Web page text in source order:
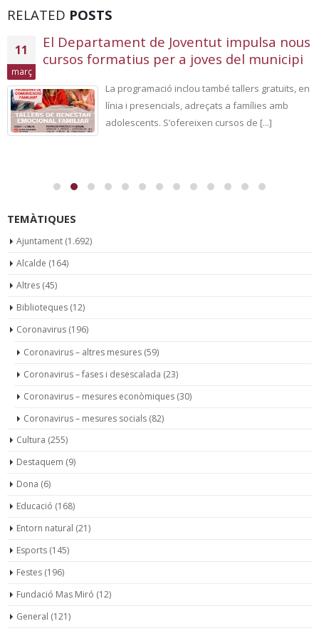
RELATED POSTS
11
març
El Departament de Joventut impulsa nous
cursos formatius per a joves del municipi
La programació inclou també tallers gratuïts, en
línia i presencials, adreçats a famílies amb
adolescents. S’ofereixen cursos de [...]
TEMÀTIQUES
Ajuntament (1.692)
Alcalde (164)
Altres (45)
Biblioteques (12)
Coronavirus (196)
Coronavirus – altres mesures (59)
Coronavirus – fases i desescalada (23)
Coronavirus – mesures econòmiques (30)
Coronavirus – mesures socials (82)
Cultura (255)
Destaquem (9)
Dona (6)
Educació (168)
Entorn natural (21)
Esports (145)
Festes (196)
Fundació Mas Miró (12)
General (121)